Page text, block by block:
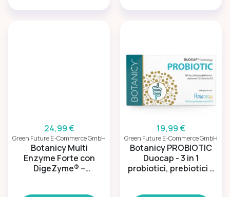
24,99 €
Green Future E-Commerce GmbH
Botanicy Multi
Enzyme Forte con
DigeZyme® –
19,99 €
Green Future E-Commerce GmbH
Botanicy PROBIOTIC
Duocap - 3 in 1
probiotici, prebiotici e